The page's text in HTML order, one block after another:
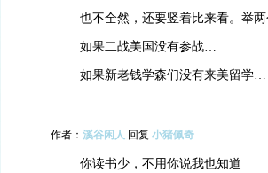
也不全然，还要竖着比来看。举两
如果二战美国没有参战…
如果新老钱学森们没有来美留学…
作者： 溪谷闲人 回复 小猪佩奇
你读书少，不用你说我也知道